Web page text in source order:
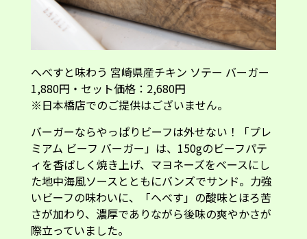
へべすと味わう 宮崎県産チキン ソテー バーガー
1,880円・セット価格：2,680円
※日本橋店でのご提供はございません。
バーガーならやっぱりビーフは外せない！「プレ
ミアム ビーフ バーガー」は、150gのビーフパテ
ィを香ばしく焼き上げ、マヨネーズをベースにし
た地中海風ソースとともにバンズでサンド。力強
いビーフの味わいに、「へべす」の酸味とほろ苦
さが加わり、濃厚でありながら後味の爽やかさが
際立っていました。